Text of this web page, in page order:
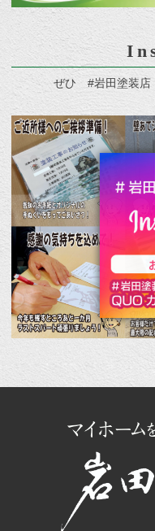
ぜひ #岩田塗装店